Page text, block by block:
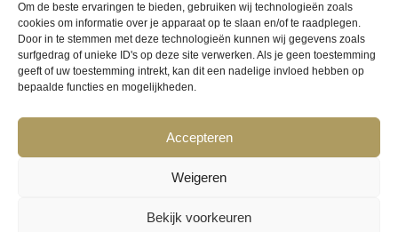
Om de beste ervaringen te bieden, gebruiken wij technologieën zoals
cookies om informatie over je apparaat op te slaan en/of te raadplegen.
Door in te stemmen met deze technologieën kunnen wij gegevens zoals
surfgedrag of unieke ID's op deze site verwerken. Als je geen toestemming
geeft of uw toestemming intrekt, kan dit een nadelige invloed hebben op
bepaalde functies en mogelijkheden.
Accepteren
Weigeren
Bekijk voorkeuren
Plan uw route
Bezoek ook het
Copyright ©2026 Oude begraafplaats Rijssen. Alle rechten voorbehouden.